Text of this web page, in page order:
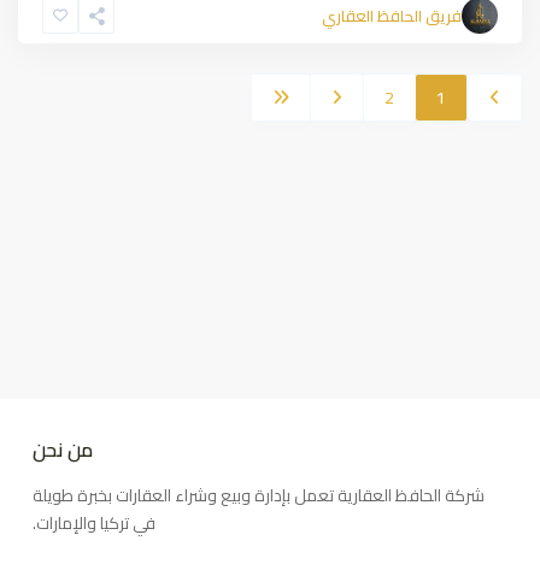
فريق الحافظ العقاري
1
2
من نحن
شركة الحافظ العقارية تعمل بإدارة وبيع وشراء العقارات بخبرة طويلة
في تركيا والإمارات.